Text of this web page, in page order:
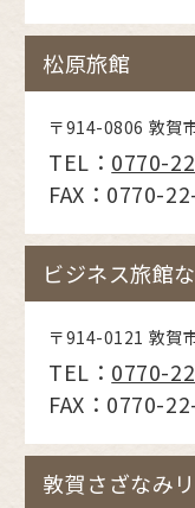
松原旅館
〒914-0806 敦賀
TEL： 0770-
FAX：0770-
ビジネス旅館
〒914-0121 敦賀
TEL： 0770-
FAX：0770-
敦賀さざなみ